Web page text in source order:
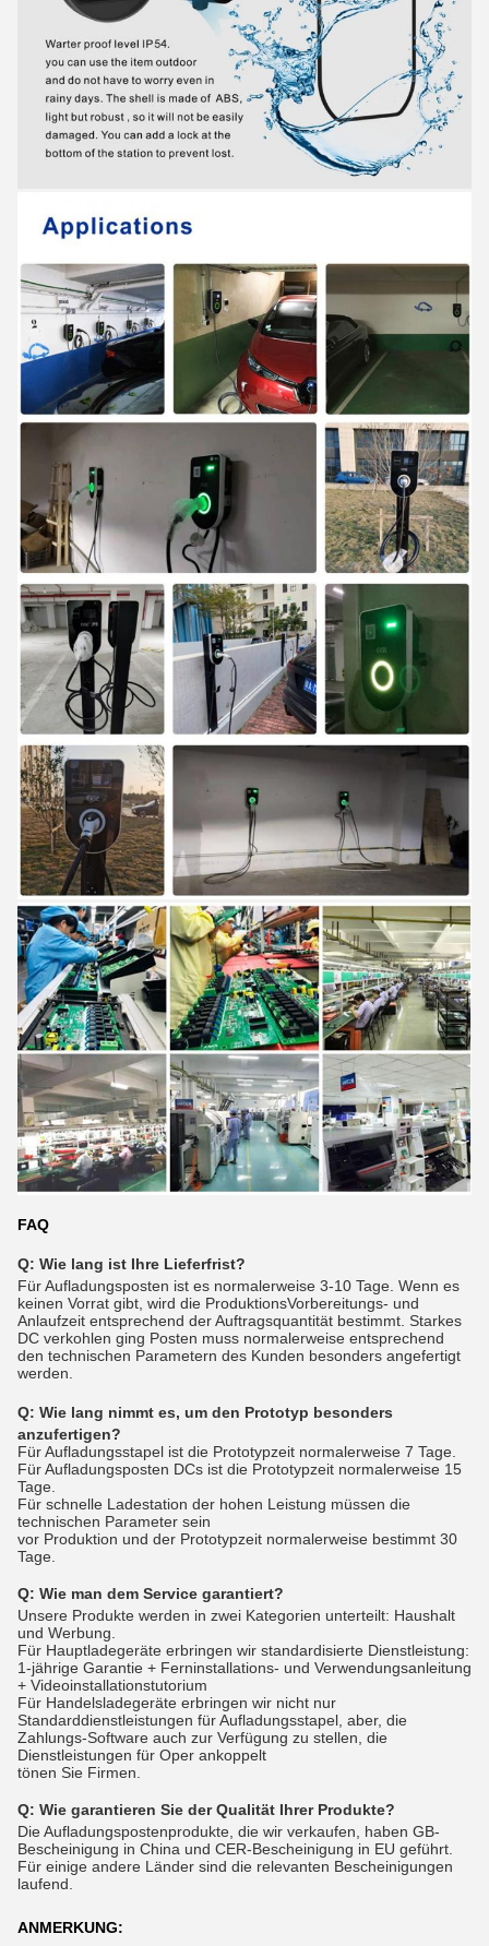
FAQ
Q: Wie lang ist Ihre Lieferfrist?
Für Aufladungsposten ist es normalerweise 3-10 Tage. Wenn es
keinen Vorrat gibt, wird die ProduktionsVorbereitungs- und
Anlaufzeit entsprechend der Auftragsquantität bestimmt. Starkes
DC verkohlen ging Posten muss normalerweise entsprechend
den technischen Parametern des Kunden besonders angefertigt
werden.
Q: Wie lang nimmt es, um den Prototyp besonders
anzufertigen?
Für Aufladungsstapel ist die Prototypzeit normalerweise 7 Tage.
Für Aufladungsposten DCs ist die Prototypzeit normalerweise 15
Tage.
Für schnelle Ladestation der hohen Leistung müssen die
technischen Parameter sein
vor Produktion und der Prototypzeit normalerweise bestimmt 30
Tage.
Q: Wie man dem Service garantiert?
Unsere Produkte werden in zwei Kategorien unterteilt: Haushalt
und Werbung.
Für Hauptladegeräte erbringen wir standardisierte Dienstleistung:
1-jährige Garantie + Ferninstallations- und Verwendungsanleitung
+ Videoinstallationstutorium
Für Handelsladegeräte erbringen wir nicht nur
Standarddienstleistungen für Aufladungsstapel, aber, die
Zahlungs-Software auch zur Verfügung zu stellen, die
Dienstleistungen für Oper ankoppelt
tönen Sie Firmen.
Q: Wie garantieren Sie der Qualität Ihrer Produkte?
Die Aufladungspostenprodukte, die wir verkaufen, haben GB-
Bescheinigung in China und CER-Bescheinigung in EU geführt.
Für einige andere Länder sind die relevanten Bescheinigungen
laufend.
ANMERKUNG: